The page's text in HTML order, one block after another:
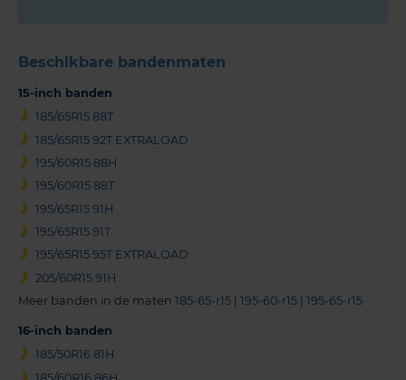
Beschikbare bandenmaten
15-inch banden
185/65R15 88T
185/65R15 92T EXTRALOAD
195/60R15 88H
195/60R15 88T
195/65R15 91H
195/65R15 91T
195/65R15 95T EXTRALOAD
205/60R15 91H
Meer banden in de maten 185-65-r15 195-60-r15 195-65-r15
16-inch banden
185/50R16 81H